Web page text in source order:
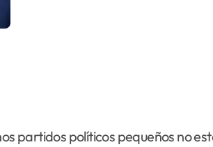
partidos políticos pequeños no